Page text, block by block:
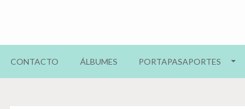
CONTACTO ÁLBUMES PORTAPASAPORTES